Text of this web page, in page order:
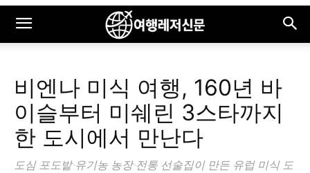
비엔나 미식 여행, 160년 바
이슬부터 미쉐린 3스타까지
한 도시에서 만난다
도심 포도밭·유기농 농장·전통 선술집이 만든 유럽 미식 도